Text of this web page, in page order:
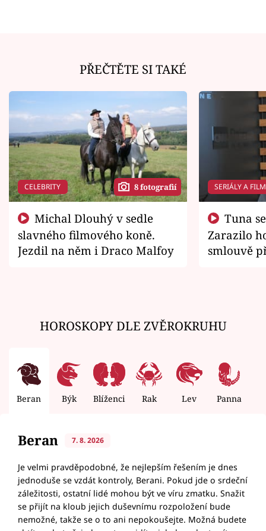
PŘEČTĚTE SI TAKÉ
CELEBRITY 8 fotografií
slavného filmového koně.
Jezdil na něm i Draco Malfoy
SERIÁLY A
Zarazilo
smlouvě
HOROSKOPY DLE ZVĚROKRUHU
Beran Býk Blíženci Rak Lev Panna
Beran 7. 8. 2026
Je velmi pravděpodobné, že nejlepším řešením je dnes
jednoduše se vzdát kontroly, Berani. Pokud jde o srdeční
záležitosti, ostatní lidé mohou být ve víru zmatku. Snažit
se přijít na kloub jejich duševnímu rozpoložení bude
nemožné, takže se o to ani nepokoušejte. Možná budete